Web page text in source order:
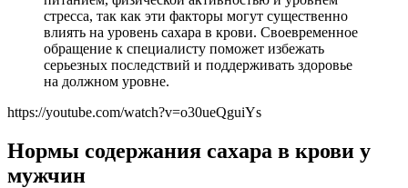
стресса, так как эти факторы могут существенно
влиять на уровень сахара в крови. Своевременное
обращение к специалисту поможет избежать
серьезных последствий и поддерживать здоровье
на должном уровне.
https://youtube.com/watch?v=o30ueQguiYs
Нормы содержания сахара в крови у
мужчин